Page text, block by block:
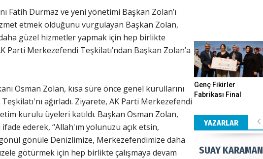
Fatih Durmaz ve yeni yönetimi Başkan Zolan’ı
etmek olduğunu vurgulayan Başkan Zolan,
güzel hizmetler yapmak için hep birlikte
Parti Merkezefendi Teşkilatı’ndan Başkan Zolan’a
Osman Zolan, kısa süre önce genel kurullarını
ağırladı. Ziyarete, AK Parti Merkezefendi
kurulu üyeleri katıldı. Başkan Osman Zolan,
ederek, “Allah'ım yolunuzu açık etsin,
gönüle Denizlimize, Merkezefendimize daha
götürmek için hep birlikte çalışmaya devam
Genç Fikirler
Fabrikası Final
Gerçekleştirildi
YAZARLAR
Görünen Köy
kazanır..
ALI BEKTAN
SUAY KARAMAN